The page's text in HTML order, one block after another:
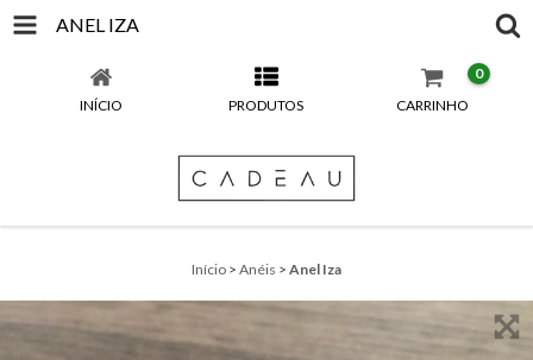
ANEL IZA
INÍCIO PRODUTOS CARRINHO
0
Início > Anéis > Anel Iza